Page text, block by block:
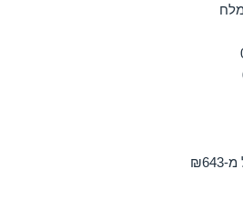
הוד – ים המלח 03/08/2017